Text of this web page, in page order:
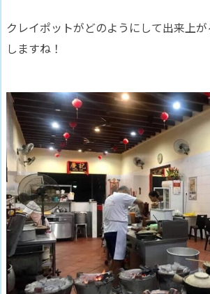
クレイポットがどのようにして出来上
しますね！